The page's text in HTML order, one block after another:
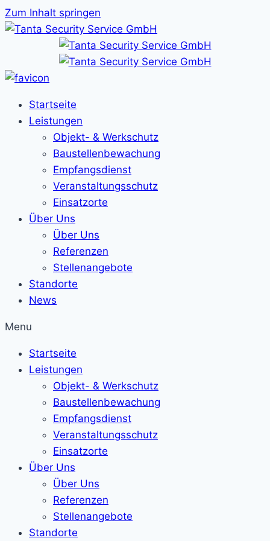
Zum Inhalt springen
Startseite
Leistungen
Objekt- & Werkschutz
Baustellenbewachung
Empfangsdienst
Veranstaltungsschutz
Einsatzorte
Über Uns
Über Uns
Referenzen
Stellenangebote
Standorte
News
Menu
Startseite
Leistungen
Objekt- & Werkschutz
Baustellenbewachung
Empfangsdienst
Veranstaltungsschutz
Einsatzorte
Über Uns
Über Uns
Referenzen
Stellenangebote
Standorte